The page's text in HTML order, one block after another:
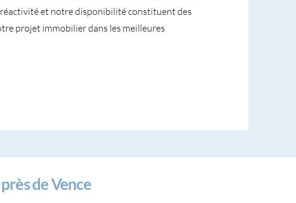
et notre disponibilité constituent des
projet immobilier dans les meilleures
de Vence